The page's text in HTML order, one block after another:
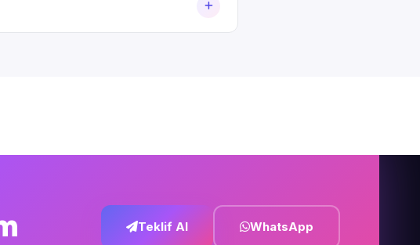
Teklif Al WhatsApp